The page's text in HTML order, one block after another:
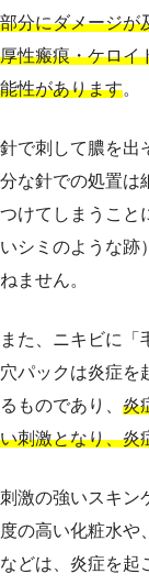
部分にダメージが
厚性瘢痕・ケロイ
能性があります。
針で刺して膿を出
分な針での処置は
つけてしまうこと
いシミのような跡
ねません。
また、ニキビに「
穴パックは炎症を
るものであり、 炎
い刺激となり、炎
刺激の強いスキン
度の高い化粧水や
などは、炎症を起